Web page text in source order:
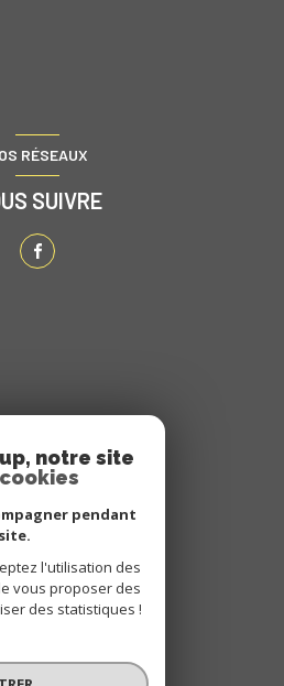
RÉSEAUX
SUIVRE
ADHÉRONS
droits réservés
notre site
pendant
l'utilisation des
vous proposer des
des statistiques !